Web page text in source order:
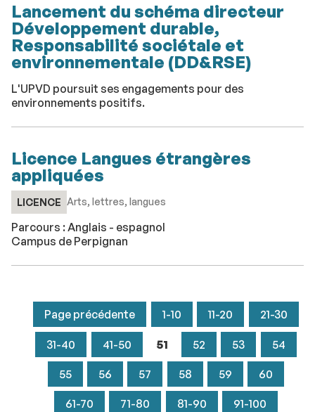
Lancement du schéma directeur
Développement durable,
Responsabilité sociétale et
environnementale (DD&RSE)
L'UPVD poursuit ses engagements pour des
environnements positifs.
Licence Langues étrangères
appliquées
LICENCE Arts, lettres, langues
Parcours : Anglais - espagnol
Campus de Perpignan
Page précédente 1-10 11-20 21-30
31-40 41-50 51 52 53 54
55 56 57 58 59 60
61-70 71-80 81-90 91-100